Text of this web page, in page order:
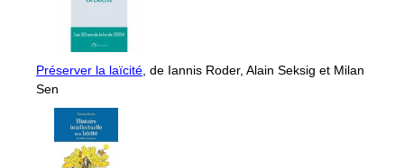
Préserver la laïcité , de Iannis Roder, Alain Seksig et Milan
Sen